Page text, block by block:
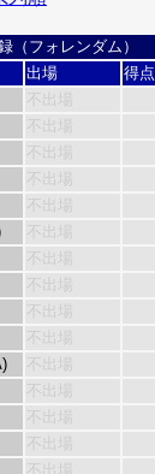
（フォレンダム）
出場 得点
不出場
不出場
不出場
不出場
不出場
不出場
不出場
不出場
不出場
不出場
不出場
不出場
不出場
不出場
不出場